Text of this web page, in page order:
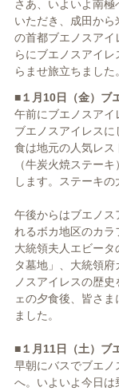
さあ、いよいよ南
いただき、成田か
の首都ブエノスアイ
らにブエノスアイ
らませ旅立ちました。
■１月10日（金）ブ
午前にブエノスア
ブエノスアイレス
食は地元の人気レス
（牛炭火焼ステー
します。ステーキの
午後からはブエノ
れるボカ地区のカ
大統領夫人エビー
タ墓地」、大統領
ノスアイレスの歴
ェの夕食後、皆さ
ました。
■１月11日（土）
早朝にバスでブエ
へ。いよいよ今日